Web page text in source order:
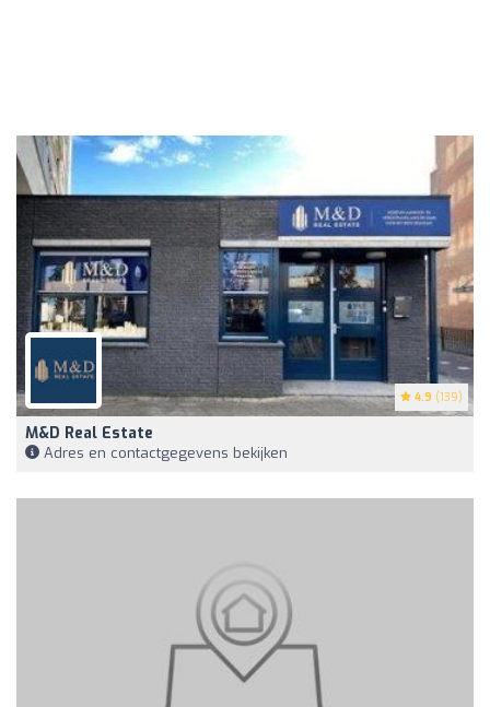
4.9 (139)
M&D Real Estate
Adres en contactgegevens bekijken